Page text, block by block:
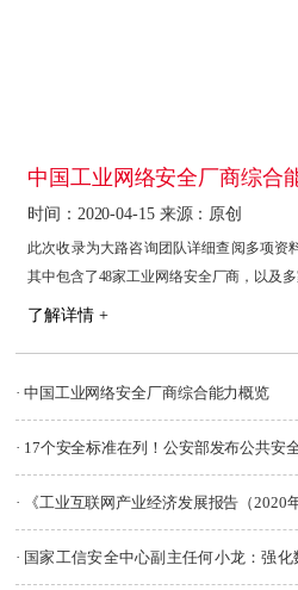
中国工业网络安全厂商综合
时间：2020-04-15 来源：原创
此次收录为大路咨询团队详细查阅多项资
其中包含了48家工业网络安全厂商，以及
了解详情 +
· 中国工业网络安全厂商综合能力概览
· 17个安全标准在列！公安部发布公共安
· 《工业互联网产业经济发展报告（2020
· 国家工信安全中心副主任何小龙：强